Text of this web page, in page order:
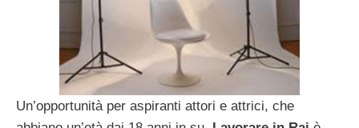
Un’opportunità per aspiranti attori e attrici, che